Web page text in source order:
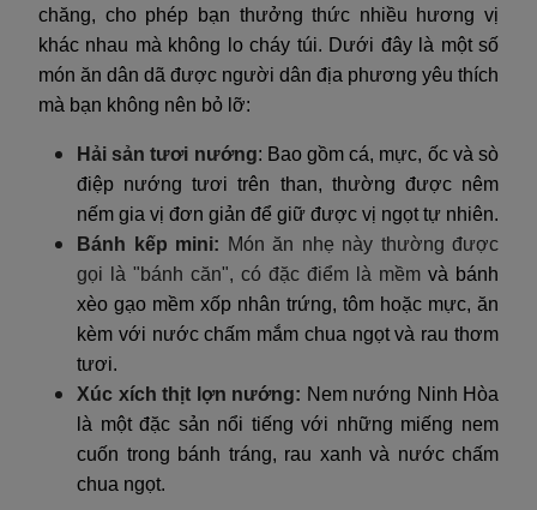
chăng, cho phép bạn thưởng thức nhiều hương vị
khác nhau mà không lo cháy túi. Dưới đây là một số
món ăn dân dã được người dân địa phương yêu thích
mà bạn không nên bỏ lỡ:
Hải sản tươi nướng: Bao gồm cá, mực, ốc và sò
điệp nướng tươi trên than, thường được nêm
nếm gia vị đơn giản để giữ được vị ngọt tự nhiên.
Bánh kếp mini: Món ăn nhẹ này thường được
gọi là "bánh căn", có đặc điểm là mềm và bánh
xèo gạo mềm xốp nhân trứng, tôm hoặc mực, ăn
kèm với nước chấm mắm chua ngọt và rau thơm
tươi.
Xúc xích thịt lợn nướng: Nem nướng Ninh Hòa
là một đặc sản nổi tiếng với những miếng nem
cuốn trong bánh tráng, rau xanh và nước chấm
chua ngọt.